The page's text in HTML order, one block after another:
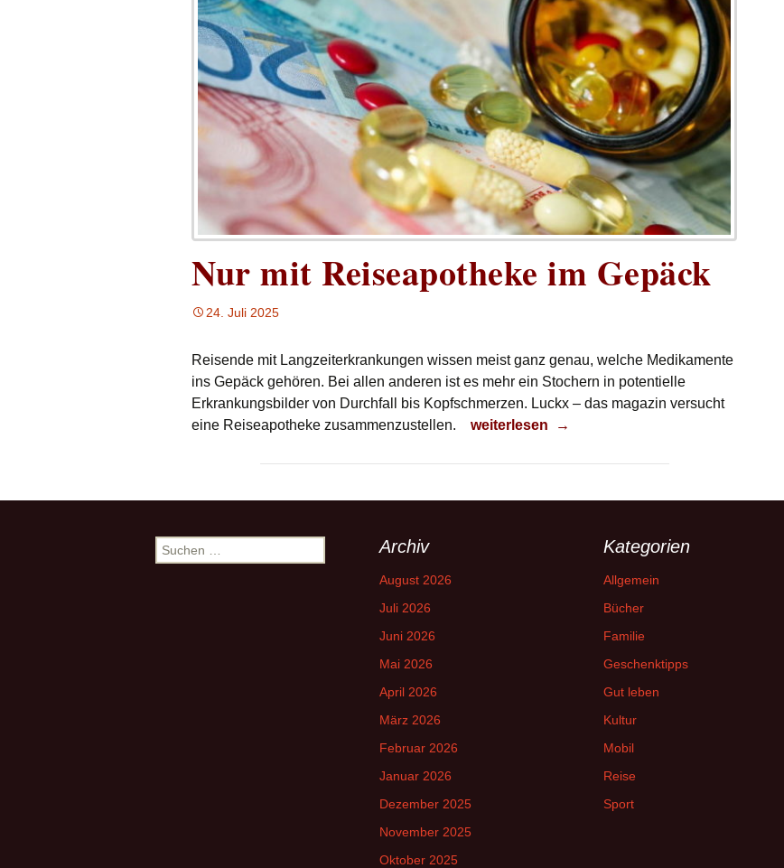
Nur mit Reiseapotheke im Gepäck
24. Juli 2025
Reisende mit Langzeiterkrankungen wissen meist ganz genau, welche Medikamente
ins Gepäck gehören. Bei allen anderen ist es mehr ein Stochern in potentielle
Erkrankungsbilder von Durchfall bis Kopfschmerzen. Luckx – das magazin versucht
eine Reiseapotheke zusammenzustellen.
Nur mit Reiseapotheke im Gepäck
weiterlesen →
Suchen
nach:
Archiv
August 2026
Juli 2026
Juni 2026
Mai 2026
April 2026
März 2026
Februar 2026
Januar 2026
Dezember 2025
November 2025
Oktober 2025
Kategorien
Allgemein
Bücher
Familie
Geschenktipps
Gut leben
Kultur
Mobil
Reise
Sport